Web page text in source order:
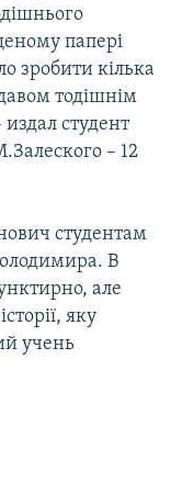
папері
зробити кілька
тодішнім
издал студент
– 12
студентам
В
але
яку
учень